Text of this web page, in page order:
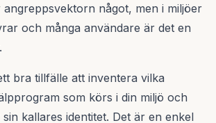
något, men i miljöer
och många användare är det en
bra tillfälle att inventera vilka
som körs i din miljö och
kallares identitet. Det är en enkel